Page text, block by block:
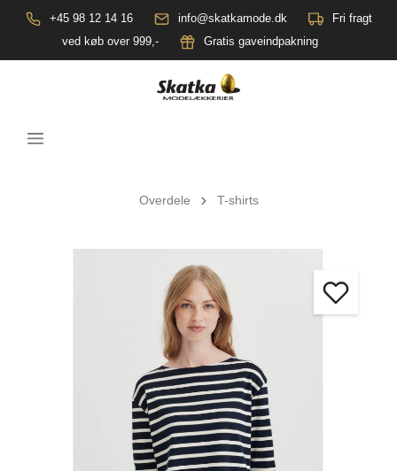
+45 98 12 14 16 info@skatkamode.dk
Fri fragt
ved køb over 999,-
Gratis gaveindpakning
Overdele T-shirts